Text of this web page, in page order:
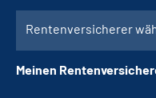
Rentenversicherer
Meinen